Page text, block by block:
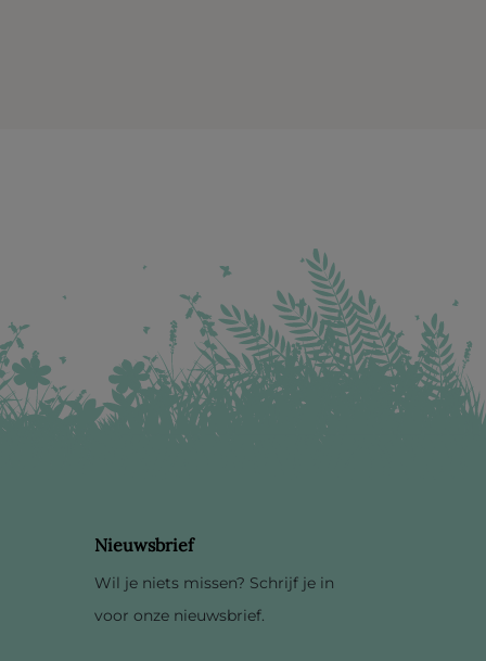
Nieuwsbrief
Wil je niets missen? Schrijf je in
voor onze nieuwsbrief.